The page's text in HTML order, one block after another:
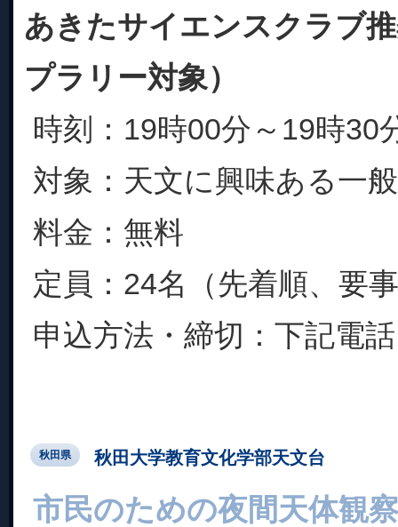
あきたサイエンスクラブ
プラリー対象）
時刻：19時00分～19時30
対象：天文に興味ある一
料金：無料
定員：24名（先着順、要
申込方法・締切：下記電
秋田県 秋田大学教育文化学部天文台
市民のための夜間天体観